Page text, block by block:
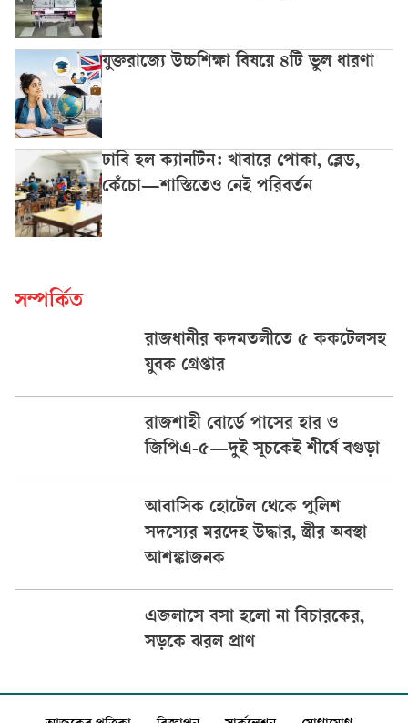
যুক্তরাজ্যে উচ্চশিক্ষা বিষয়ে ৪টি ভুল ধারণা
ঢাবি হল ক্যানটিন: খাবারে পোকা, ব্লেড,
কেঁচো—শাস্তিতেও নেই পরিবর্তন
সম্পর্কিত
রাজধানীর কদমতলীতে ৫ ককটেলসহ
যুবক গ্রেপ্তার
রাজশাহী বোর্ডে পাসের হার ও
জিপিএ-৫—দুই সূচকেই শীর্ষে বগুড়া
আবাসিক হোটেল থেকে পুলিশ
সদস্যের মরদেহ উদ্ধার, স্ত্রীর অবস্থা
আশঙ্কাজনক
এজলাসে বসা হলো না বিচারকের,
সড়কে ঝরল প্রাণ